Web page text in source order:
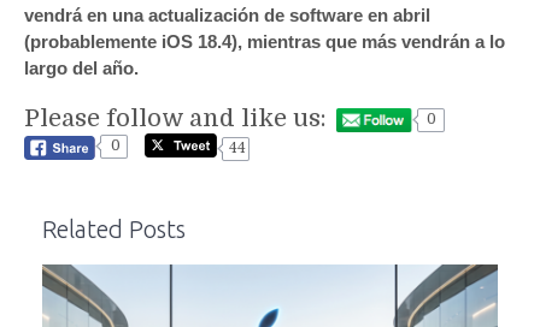
vendrá en una actualización de software en abril
(probablemente iOS 18.4), mientras que más vendrán a lo
largo del año.
Please follow and like us:
0
0
44
Related Posts